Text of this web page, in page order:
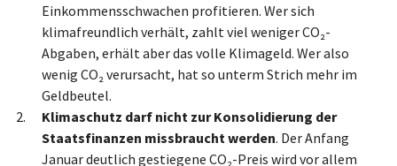
Einkommensschwachen profitieren. Wer sich
klimafreundlich verhält, zahlt viel weniger CO₂-
Abgaben, erhält aber das volle Klimageld. Wer also
wenig CO₂ verursacht, hat so unterm Strich mehr im
Geldbeutel.
Klimaschutz darf nicht zur Konsolidierung der
Staatsfinanzen missbraucht werden. Der Anfang
Januar deutlich gestiegene CO₂-Preis wird vor allem